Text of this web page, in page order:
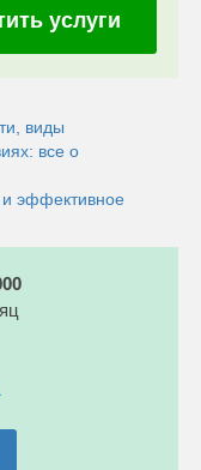
услуги
виды
все о
эффективное